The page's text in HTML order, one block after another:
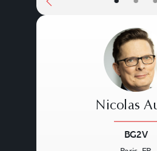
procedures.
Nicolas
BG2V